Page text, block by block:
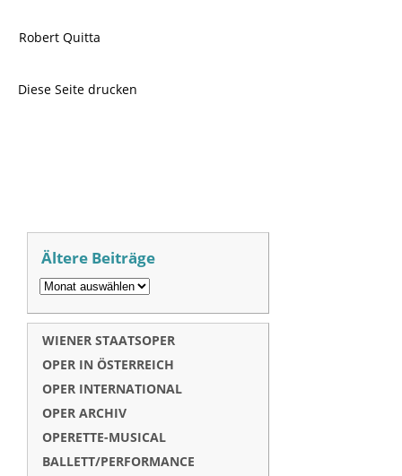
Robert Quitta
Diese Seite drucken
Ältere Beiträge
WIENER STAATSOPER
OPER IN ÖSTERREICH
OPER INTERNATIONAL
OPER ARCHIV
OPERETTE-MUSICAL
BALLETT/PERFORMANCE